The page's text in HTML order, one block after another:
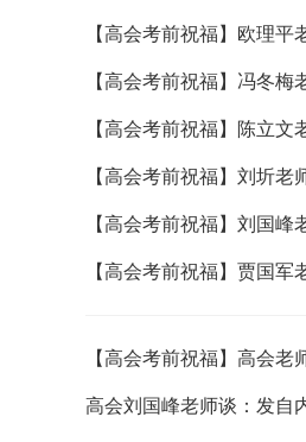
【高会考前祝福】欧理
【高会考前祝福】冯冬
【高会考前祝福】陈立
【高会考前祝福】刘圻
【高会考前祝福】刘国
【高会考前祝福】贾国
【高会考前祝福】高会
高会刘国峰老师谈：发自